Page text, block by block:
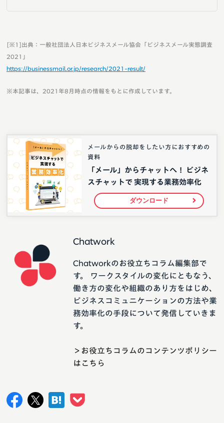
[※1]出典：一般社団法人日本ビジネスメール協会「ビジネスメール実態調査
2021」
https://businessmail.or.jp/research/2021-result/
※本記事は、2021年8月時点の情報をもとに作成しています。
メールからの脱却をしたい方におすすめの
資料
「メール」からチャットへ！ ビジネ
スチャットで 実現する業務効率化
ダウンロード
Chatwork
Chatworkのお役立ちコラム編集部で
す。 ワークスタイルの変化にともなう、
働き方の変化や組織のあり方をはじめ、
ビジネスコミュニケーションの方法や業
務効率化の手段について発信していきま
す。
＞お役立ちコラムのコンテンツポリシー
はこちら